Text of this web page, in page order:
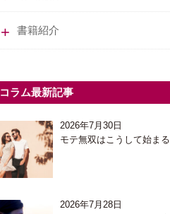
書籍紹介
コラム最新記事
2026年7月30日
モテ無双はこうして始まる
2026年7月28日